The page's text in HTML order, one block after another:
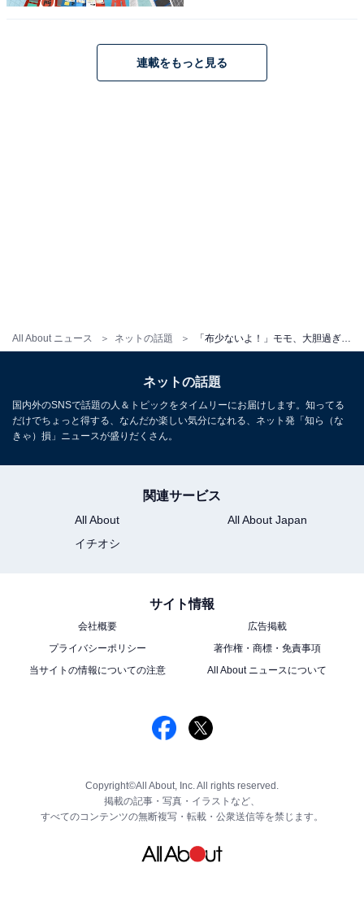
All About ニュース ネットの話題
連載をもっと見る
ネットの話題
国内外のSNSで話題の人＆トピックをタイムリーにお届けします。知ってる
だけでちょっと得する、なんだか楽しい気分になれる、ネット発「知ら（な
きゃ）損」ニュースが盛りだくさん。
関連サービス
All About
All About Japan
イチオシ
サイト情報
会社概要
広告掲載
プライバシーポリシー
著作権・商標・免責事項
当サイトの情報についての注意
All About ニュースについて
Copyright©All About, Inc. All rights reserved.
掲載の記事・写真・イラストなど、
すべてのコンテンツの無断複写・転載・公衆送信等を禁じます。